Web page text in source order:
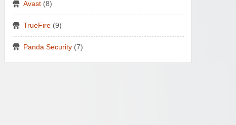
Avast (8)
TrueFire (9)
Panda Security (7)